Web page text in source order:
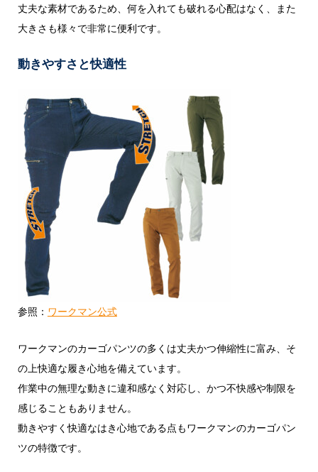
丈夫な素材であるため、何を入れても破れる心配はなく、また
大きさも様々で非常に便利です。
動きやすさと快適性
参照： ワークマン公式
ワークマンのカーゴパンツの多くは丈夫かつ伸縮性に富み、そ
の上快適な履き心地を備えています。
作業中の無理な動きに違和感なく対応し、かつ不快感や制限を
感じることもありません。
動きやすく快適なはき心地である点もワークマンのカーゴパン
ツの特徴です。